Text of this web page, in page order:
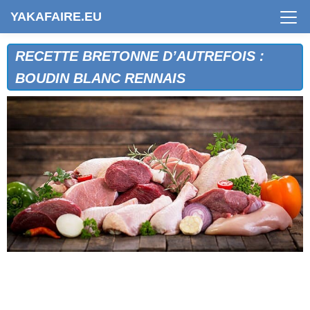
YAKAFAIRE.EU
RECETTE BRETONNE D’AUTREFOIS :
BOUDIN BLANC RENNAIS